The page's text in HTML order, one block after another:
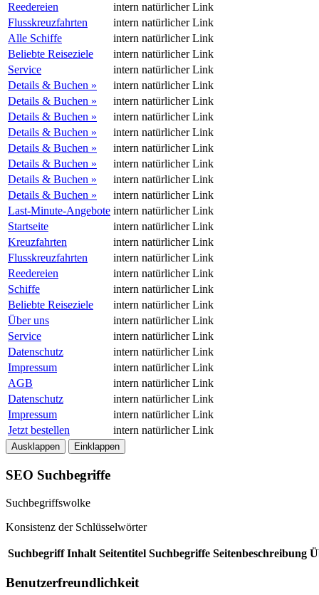
Reedereien
intern natürlicher Link
Flusskreuzfahrten
intern natürlicher Link
Alle Schiffe
intern natürlicher Link
Beliebte Reiseziele
intern natürlicher Link
Service
intern natürlicher Link
Details & Buchen »
intern natürlicher Link
Details & Buchen »
intern natürlicher Link
Details & Buchen »
intern natürlicher Link
Details & Buchen »
intern natürlicher Link
Details & Buchen »
intern natürlicher Link
Details & Buchen »
intern natürlicher Link
Details & Buchen »
intern natürlicher Link
Details & Buchen »
intern natürlicher Link
Last-Minute-Angebote intern natürlicher Link
Startseite
intern natürlicher Link
Kreuzfahrten
intern natürlicher Link
Flusskreuzfahrten
intern natürlicher Link
Reedereien
intern natürlicher Link
Schiffe
intern natürlicher Link
Beliebte Reiseziele
intern natürlicher Link
Über uns
intern natürlicher Link
Service
intern natürlicher Link
Datenschutz
intern natürlicher Link
Impressum
intern natürlicher Link
AGB
intern natürlicher Link
Datenschutz
intern natürlicher Link
Impressum
intern natürlicher Link
Jetzt bestellen
intern natürlicher Link
Ausklappen Einklappen
SEO Suchbegriffe
Suchbegriffswolke
Konsistenz der Schlüsselwörter
Suchbegriff Inhalt Seitentitel Suchbegriffe Seitenbeschreibung
Benutzerfreundlichkeit